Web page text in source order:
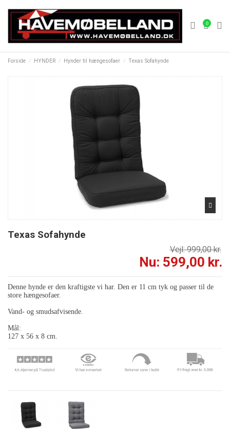
0
Forside HYNDER Hynder til hængesofaer Texas Sofahynde
Texas Sofahynde
Vejl: 999,00 kr.
Nu: 599,00 kr.
Denne hynde er den kraftigste vi har. Den er 11 cm tyk og passer til de
store hængesofaer.
Vand- og smudsafvisende.
Mål:
127 x 56 x 8 cm.